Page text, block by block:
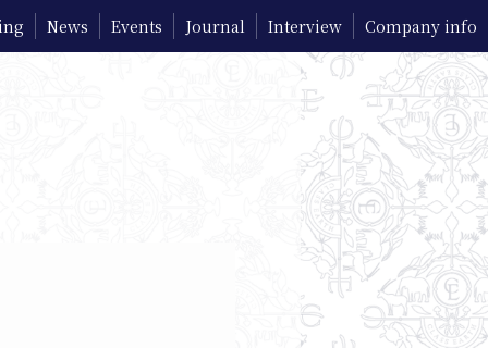
News Events Journal Interview Company info